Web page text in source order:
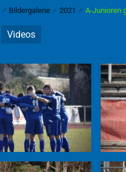
⁄ Bildergalerie ⁄ 2021 ⁄ A-Junioren
Videos